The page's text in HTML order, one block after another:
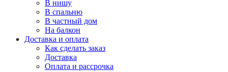
В нишу
В спальню
В частный дом
На балкон
Доставка и оплата
Как сделать заказ
Доставка
Оплата и рассрочка